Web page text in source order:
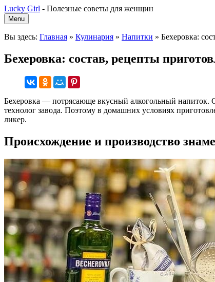
Lucky Girl - Полезные советы для женщин
Menu
Вы здесь: Главная » Кулинария » Напитки » Бехеровка:
Бехеровка: состав, рецепты
Бехеровка — потрясающе вкусный алкогольный напиток.
технолог завода. Поэтому в домашних условиях
ликер.
Происхождение и производство